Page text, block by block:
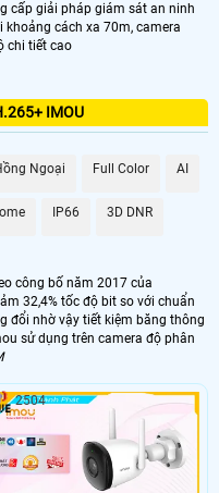
cấp giải pháp giám sát an ninh
cách xa 70m, camera
chi tiết cao
IMOU
Ngoại Full Color AI
IP66 3D DNR
công bố năm 2017 của
32,4% tốc độ bit so với chuẩn
đổi nhờ vậy tiết kiệm băng thông
sử dụng trên camera độ phân
2504